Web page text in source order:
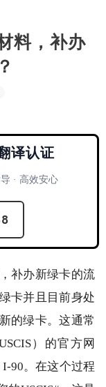
料，补办
译认证
· 高效安心
补办新绿卡的流
卡并且目前身处
的绿卡。这通常
）的官方网
90。在这个过程